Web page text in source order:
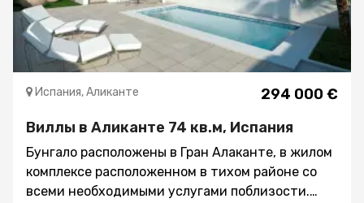
294 000 €
Испания, Аликанте
Виллы в Аликанте 74 кв.м, Испания
Бунгало расположены в Гран Алаканте, в жилом
комплексе расположенном в тихом районе со
всеми необходимыми услугами поблизости.